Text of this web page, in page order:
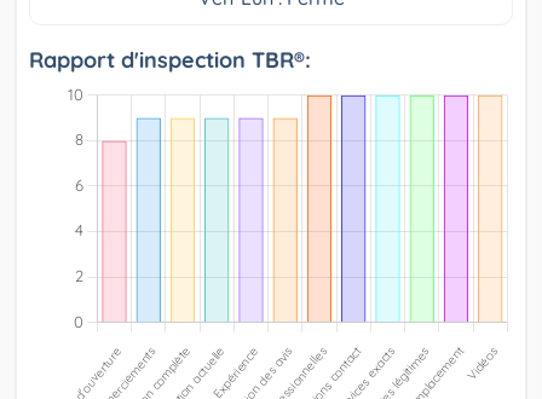
Rapport d'inspection TBR®: